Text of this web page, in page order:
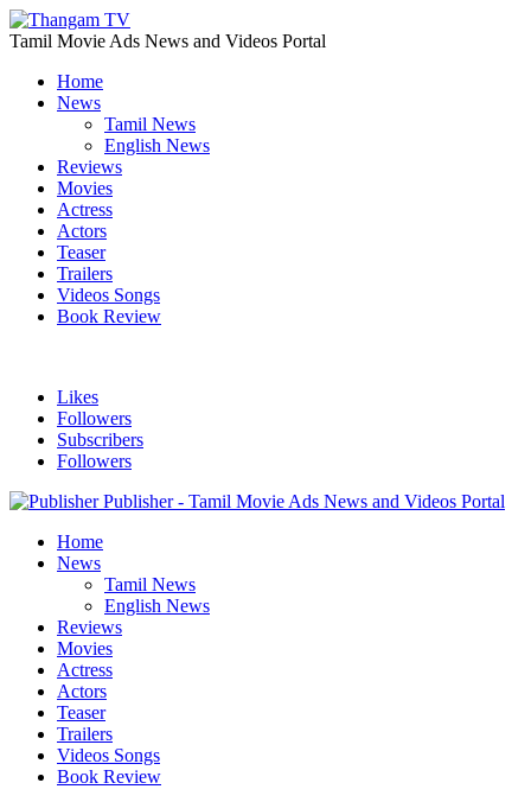
Tamil Movie Ads News and Videos Portal
Home
News
Tamil News
English News
Reviews
Movies
Actress
Actors
Teaser
Trailers
Videos Songs
Book Review
Likes
Followers
Subscribers
Followers
Publisher - Tamil Movie Ads News and Videos Portal
Home
News
Tamil News
English News
Reviews
Movies
Actress
Actors
Teaser
Trailers
Videos Songs
Book Review